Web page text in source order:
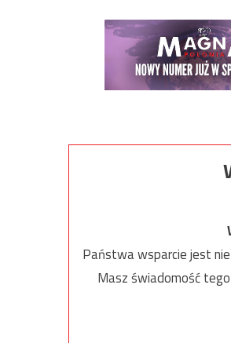
Państwa wsparcie jest
Masz świadomość